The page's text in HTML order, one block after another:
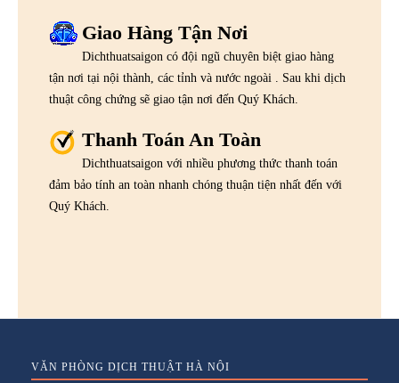
Giao Hàng Tận Nơi
Dichthuatsaigon có đội ngũ chuyên biệt giao hàng
tận nơi tại nội thành, các tỉnh và nước ngoài . Sau khi dịch
thuật công chứng sẽ giao tận nơi đến Quý Khách.
Thanh Toán An Toàn
Dichthuatsaigon với nhiều phương thức thanh toán
đảm bảo tính an toàn nhanh chóng thuận tiện nhất đến với
Quý Khách.
VĂN PHÒNG DỊCH THUẬT HÀ NỘI